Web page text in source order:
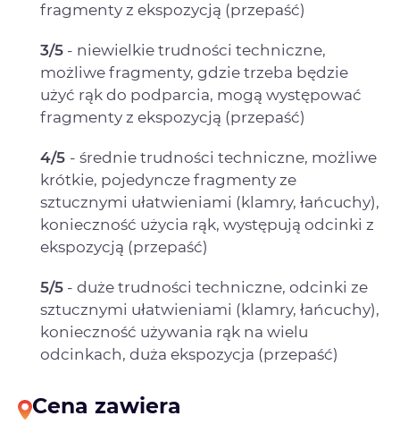
fragmenty z ekspozycją (przepaść)
3/5 - niewielkie trudności techniczne,
możliwe fragmenty, gdzie trzeba będzie
użyć rąk do podparcia, mogą występować
fragmenty z ekspozycją (przepaść)
4/5 - średnie trudności techniczne, możliwe
krótkie, pojedyncze fragmenty ze
sztucznymi ułatwieniami (klamry, łańcuchy),
konieczność użycia rąk, występują odcinki z
ekspozycją (przepaść)
5/5 - duże trudności techniczne, odcinki ze
sztucznymi ułatwieniami (klamry, łańcuchy),
konieczność używania rąk na wielu
odcinkach, duża ekspozycja (przepaść)
Cena zawiera